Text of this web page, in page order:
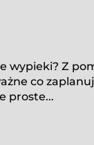
wypieki? Z
co
proste...